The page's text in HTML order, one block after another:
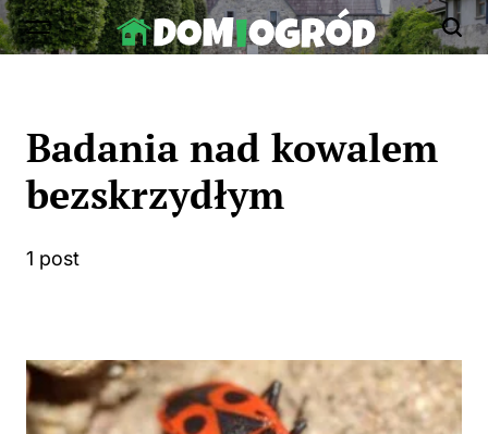
Skip
to
Badania nad kowalem
bezskrzydłym
1 post